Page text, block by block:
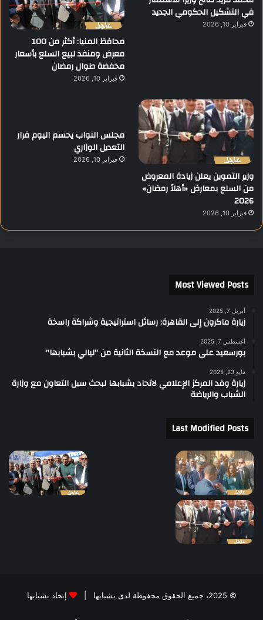
في التشكيل الحكومي الجديد
فبراير 10, 2026
محافظ المنيا: أكثر من 100
معرض ومنفذ لبيع السلع بأسعار
مخفضة طوال رمضان
فبراير 10, 2026
وزير التموين يعلن زيادة المعروض
من السلع بمعارض «أهلاً رمضان»
2026
فبراير 10, 2026
مجلس النواب يحسم اليوم قرار
التعديل الوزاري
فبراير 10, 2026
Most Viewed Posts
أبريل 7, 2025
زيارة ماكرون إلى القاهرة: رسائل استراتيجية وشراكة راسخة
أغسطس 7, 2025
بورسعيد على موعد مع النسخة الثانية من “ليالي بشبابها”
مايو 23, 2025
زيارة وفد المركز الإعلامي لاتحاد بشبابها لبحث سبل التعاون مع وزارة
الشباب والرياضة
Last Modified Posts
© 2025، جميع الحقوق محفوظة لدى بشبابها | إتحاد بشبابها